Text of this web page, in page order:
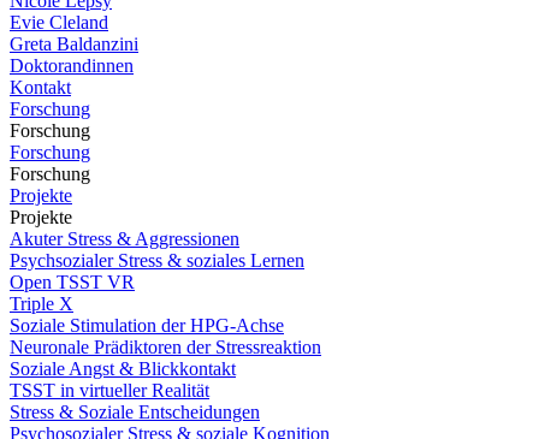
Evie Cleland
Greta Baldanzini
Doktorandinnen
Kontakt
Forschung
Forschung
Forschung
Forschung
Projekte
Projekte
Akuter Stress & Aggressionen
Psychsozialer Stress & soziales Lernen
Open TSST VR
Triple X
Soziale Stimulation der HPG-Achse
Neuronale Prädiktoren der Stressreaktion
Soziale Angst & Blickkontakt
TSST in virtueller Realität
Stress & Soziale Entscheidungen
Psychosozialer Stress & soziale Kognition